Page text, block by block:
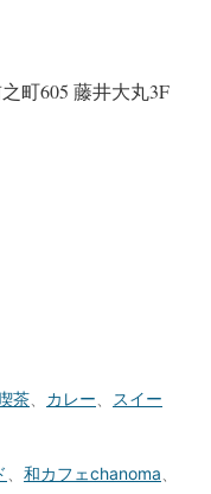
町605 藤井大丸3F
茶 カレー
スイー
和カフェchanoma